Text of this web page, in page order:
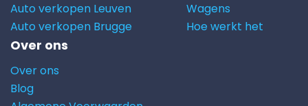
Auto verkopen Leuven
Auto verkopen Brugge
Wagens
Hoe werkt het
Over ons
Over ons
Blog